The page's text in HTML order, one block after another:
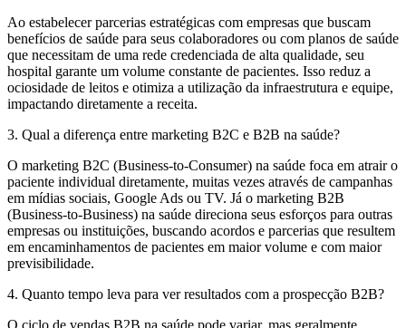
Ao estabelecer parcerias estratégicas com empresas que buscam
benefícios de saúde para seus colaboradores ou com planos de saúde
que necessitam de uma rede credenciada de alta qualidade, seu
hospital garante um volume constante de pacientes. Isso reduz a
ociosidade de leitos e otimiza a utilização da infraestrutura e equipe,
impactando diretamente a receita.
3. Qual a diferença entre marketing B2C e B2B na saúde?
O marketing B2C (Business-to-Consumer) na saúde foca em atrair o
paciente individual diretamente, muitas vezes através de campanhas
em mídias sociais, Google Ads ou TV. Já o marketing B2B
(Business-to-Business) na saúde direciona seus esforços para outras
empresas ou instituições, buscando acordos e parcerias que resultem
em encaminhamentos de pacientes em maior volume e com maior
previsibilidade.
4. Quanto tempo leva para ver resultados com a prospecção B2B?
O ciclo de vendas B2B na saúde pode variar, mas geralmente